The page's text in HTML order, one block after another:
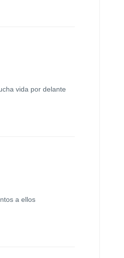
vida por delante
a ellos